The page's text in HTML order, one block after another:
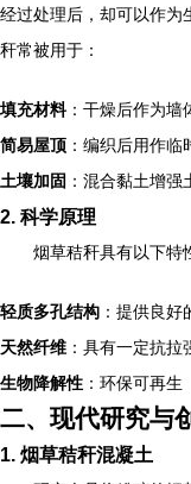
经过处理后，却可以作为
秆常被用于：
填充材料：干燥后作为墙
简易屋顶 ：编织后用作临
土壤加固 ：混合黏土增强
2. 科学原理
烟草秸秆具有以下特
轻质多孔结构 ：提供良
天然纤维 ：具有一定抗拉
生物降解性 ：环保可再生
二、现代研究与
1. 烟草秸秆混凝土